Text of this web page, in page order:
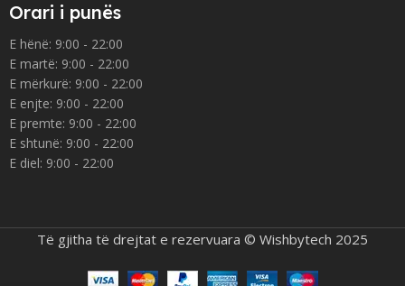
Orari i punës
E hënë: 9:00 - 22:00
E martë: 9:00 - 22:00
E mërkurë: 9:00 - 22:00
E enjte: 9:00 - 22:00
E premte: 9:00 - 22:00
E shtunë: 9:00 - 22:00
E diel: 9:00 - 22:00
Të gjitha të drejtat e rezervuara © Wishbytech 2025